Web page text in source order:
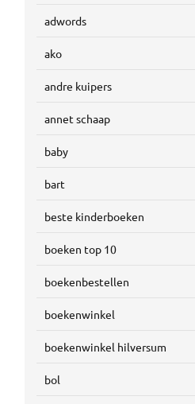
adwords
ako
andre kuipers
annet schaap
baby
bart
beste kinderboeken
boeken top 10
boekenbestellen
boekenwinkel
boekenwinkel hilversum
bol